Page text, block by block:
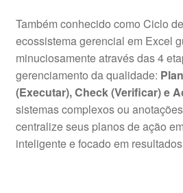
Também conhecido como Ciclo
ecossistema gerencial em Excel
minuciosamente através das 4
gerenciamento da qualidade:
(Executar), Check (Verificar) e
sistemas complexos ou
centralize seus planos de ação
inteligente e focado em